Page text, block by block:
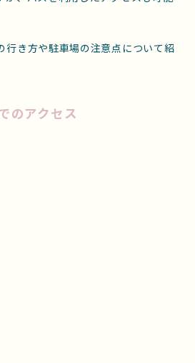
行き方や駐車場の注意点について紹
のアクセス